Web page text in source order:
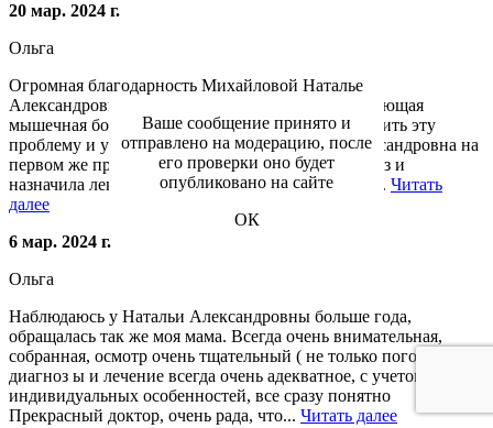
20 мар. 2024 г.
Ольга
Огромная благодарность Михайловой Наталье
Александровне! После ковида осталась изматывающая
мышечная боль. 3 года безуспешно пыталась решить эту
проблему и уже потеряла надежду. Наталья Александровна на
первом же приеме поставила правильный диагноз и
назначила лекарство, которое сразу же сняло эту... Читать
далее
6 мар. 2024 г.
Ольга
Наблюдаюсь у Натальи Александровны больше года,
обращалась так же моя мама. Всегда очень внимательная,
собранная, осмотр очень тщательный ( не только поговорить),
диагноз ы и лечение всегда очень адекватное, с учетом
индивидуальных особенностей, все сразу понятно
Прекрасный доктор, очень рада, что... Читать далее
Ваше сообщение принято и
отправлено на модерацию, после
его проверки оно будет
опубликовано на сайте
ОК